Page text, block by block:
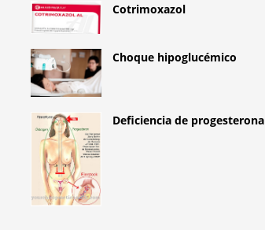
Cotrimoxazol
Choque hipoglucémico
Deficiencia de progesterona